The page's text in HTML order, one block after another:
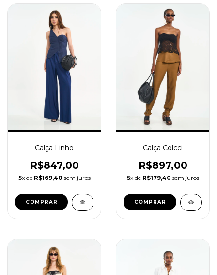
Calça Linho
R$847,00
5x de R$169,40 sem juros
COMPRAR
Calça Colcci
R$897,00
5x de R$179,40 sem juros
COMPRAR